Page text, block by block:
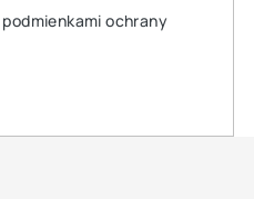
podmienkami ochrany